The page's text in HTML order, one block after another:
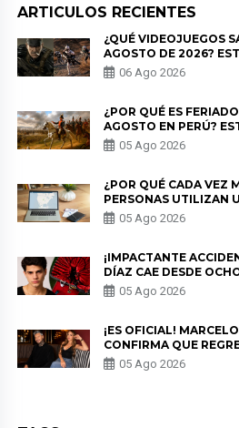
ARTICULOS RECIENTES
¿QUÉ VIDEOJUEGOS
AGOSTO DE 2026?
LOS ESTRENOS MÁS
06 Ago 2026
¿POR QUÉ ES
AGOSTO EN PERÚ?
HISTORIA
05 Ago 2026
¿POR QUÉ CADA VEZ
PERSONAS UTILIZAN
PARA PROTEGER SU
PRIVACIDAD?
05 Ago 2026
¡IMPACTANTE
DÍAZ CAE DESDE
EN “ESTO ES GUERRA”
PREOCUPACIÓN
05 Ago 2026
¡ES OFICIAL!
CONFIRMA QUE
MILETT FIGUEROA: “EL
PUDO MÁS”
05 Ago 2026